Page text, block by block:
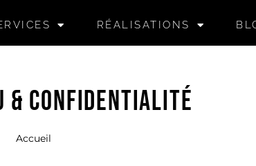
RÉALISATIONS
& CONFIDENTIALITÉ
Accueil